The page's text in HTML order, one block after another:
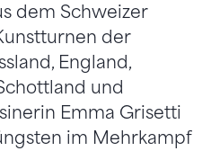
dem Schweizer
der
England,
und
Emma Grisetti
im Mehrkampf